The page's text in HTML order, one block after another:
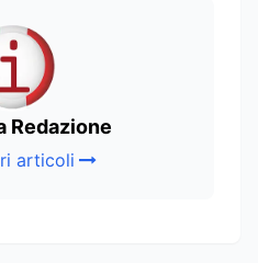
Redazione
articoli